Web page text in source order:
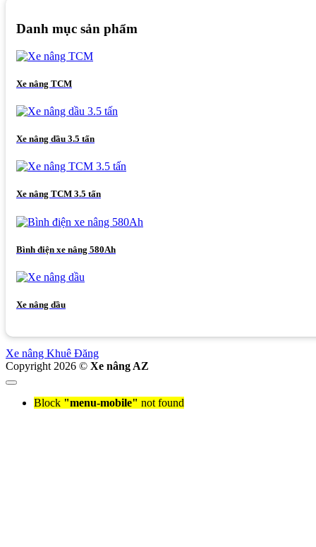
Danh mục sản phẩm
Xe nâng TCM
Xe nâng dầu 3.5 tấn
Xe nâng TCM 3.5 tấn
Bình điện xe nâng 580Ah
Xe nâng dầu
Xe nâng Khuê Đăng
Copyright 2026 © Xe nâng AZ
Block "menu-mobile" not found